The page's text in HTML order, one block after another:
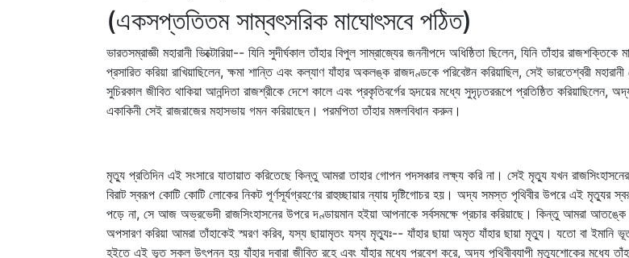
(একসপ্ততিতম সাম্বৎসরিক মাঘোৎসবে পঠিত)
ভারতসম্রাজ্ঞী মহারানী ভিক্টোরিয়া-- যিনি সুদীর্ঘকাল তাঁহার বিপুল সাম্রাজ্যের জননীপদে অধিষ্ঠিতা ছিলেন, যিনি তাঁহার
প্রসারিত করিয়া রাখিয়াছিলেন, ক্ষমা শান্তি এবং কল্যাণ যাঁহার অকলঙ্ক রাজদণ্ডকে পরিবেষ্টন করিয়াছিল, সেই ভারতেশ্বরী
সুচিরকাল জীবিত থাকিয়া আনন্দিতা রাজশ্রীকে দেশে কালে এবং প্রকৃতিবর্গের হৃদয়ের মধ্যে সুদৃঢ়তররূপে প্রতিষ্ঠিত করিয়াছিলেন,
একাকিনী সেই রাজরাজের মহাসভায় গমন করিয়াছেন। পরমপিতা তাঁহার মঙ্গলবিধান করুন।
মৃত্যু প্রতিদিন এই সংসারে যাতায়াত করিতেছে কিন্তু আমরা তাহার গোপন পদসঞ্চার লক্ষ্য করি না। সেই মৃত্যু যখন
বিরাট স্বরূপ কোটি কোটি লোকের নিকট পূর্ণসূর্যগ্রহণের রাহুচ্ছায়ার ন্যায় দৃষ্টিগোচর হয়। অদ্য সমস্ত পৃথিবীর উপরে এই মৃত্যুর
পড়ে না, সে আজ অভ্রভেদী রাজসিংহাসনের উপরে দণ্ডায়মান হইয়া আপনাকে সর্বসমক্ষে প্রচার করিয়াছে। কিন্তু আমরা
অপসারণ করিয়া আমরা তাঁহাকেই স্মরণ করিব, যস্য ছায়ামৃতং যস্য মৃত্যুঃ-- যাঁহার ছায়া অমৃত যাঁহার ছায়া মৃত্যু। যতো বা ইমানি
হইতে এই ভূত সকল উৎপন্ন হয় যাঁহার দ্বারা জীবিত রহে এবং যাঁহার মধ্যে প্রবেশ করে, অদ্য পৃথিবীব্যাপী মৃত্যুশোকের মধ্যে